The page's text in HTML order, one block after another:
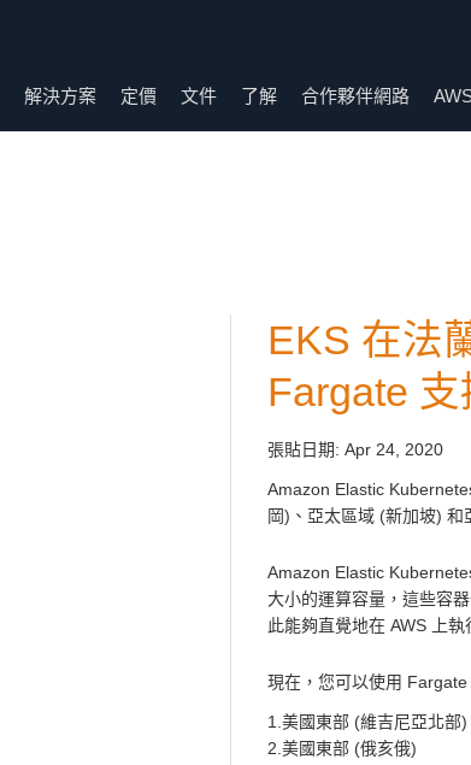
解決方案 定價 文件 了解 合作夥伴網路
EKS 在法
Fargate 支
張貼日期: Apr 24, 2020
Amazon Elastic
岡)、亞太區域 (新加坡) 和
Amazon Elastic
大小的運算容量，這些容
此能夠直覺地在 AWS 上
現在，您可以使用
1.美國東部 (維吉尼亞北部)
2.美國東部 (俄亥俄)